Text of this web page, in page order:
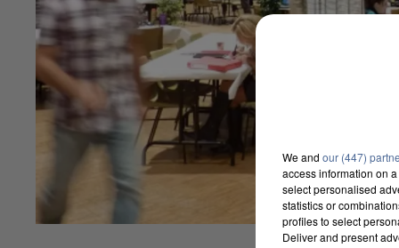
We and our (447)
access information on
select personalised
statistics or
profiles to select
Deliver and present